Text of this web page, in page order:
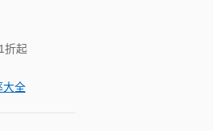
折起
大全